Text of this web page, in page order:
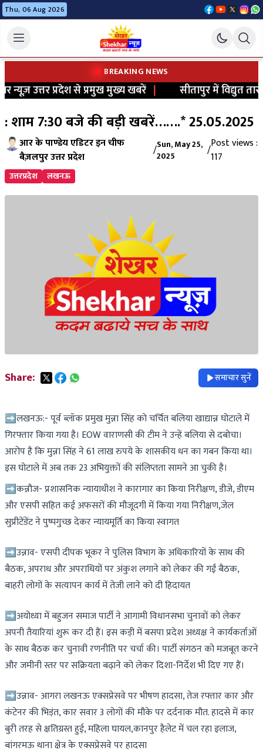
Thu, 06 Aug 2026
BREAKING NEWS
उत्तर प्रदेश से प्रमुख मुख्य खबरें | सीतापुर में विद्युत
: शाम 7:30 बजे की बड़ी खबरें…….* 25.05.2025
आर के पाण्डेय एडिटर इन चीफ
बैज़लपुर उत्तर प्रदेश
/Sun, May 25,
2025
/Post views :
117
उत्तरप्रदेश लखनऊ
Share: समाचार सुनें
➡लखनऊ:- पूर्व ब्लॉक प्रमुख मुन्ना सिंह को चर्चित बलिया खाद्यान्न घोटाले में
गिरफ्तार किया गया है। EOW वाराणसी की टीम ने उन्हें बलिया से दबोचा।
आरोप है कि मुन्ना सिंह ने 61 लाख रुपये के शासकीय धन का गबन किया था।
इस घोटाले में अब तक 23 अभियुक्तों की संलिप्तता सामने आ चुकी है।
➡कन्नौज- प्रशासनिक न्यायाधीश ने कारागार का किया निरीक्षण, डीजे, डीएम
और एसपी सहित कई अफसरों की मौजूदगी में किया गया निरीक्षण,जेल
सुप्रीटेंडेंट ने पुष्पगुच्छ देकर न्यायमूर्ति का किया स्वागत
➡उन्नाव- एसपी दीपक भूकर ने पुलिस विभाग के अधिकारियों के साथ की
बैठक, अपराध और अपराधियों पर अंकुश लगाने को लेकर की गईं बैठक,
बाहरी लोगों के सत्यापन कार्य में तेजी लाने को दी हिदायत
➡अयोध्या में बहुजन समाज पार्टी ने आगामी विधानसभा चुनावों को लेकर
अपनी तैयारियां शुरू कर दी हैं। इस कड़ी में बसपा प्रदेश अध्यक्ष ने कार्यकर्ताओं
के साथ बैठक कर चुनावी रणनीति पर चर्चा की। पार्टी संगठन को मजबूत करने
और जमीनी स्तर पर सक्रियता बढ़ाने को लेकर दिशा-निर्देश भी दिए गए हैं।
➡उन्नाव- आगरा लखनऊ एक्सप्रेसवे पर भीषण हादसा, तेज रफ्तार कार और
कंटेनर की भिड़ंत, कार सवार 3 लोगों की मौके पर दर्दनाक मौत. हादसे में कार
बुरी तरह से क्षतिग्रस्त हुई, महिला घायल,कानपुर हैलेट में चल रहा इलाज,
बांगरमऊ थाना क्षेत्र के एक्सप्रेसवे पर हादसा